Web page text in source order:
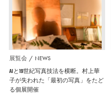
展覧会 NEWS
AIと19世紀写真技法を横断。村上華
子が失われた「最初の写真」をたど
る個展開催